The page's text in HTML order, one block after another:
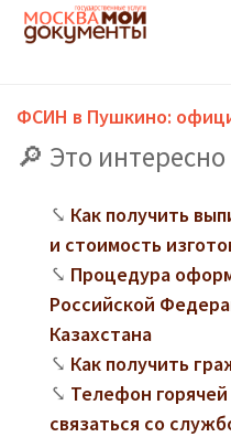
ФСИН в Пушкино:
Это интересно
Как получить
и стоимость
Процедура
Российской
Казахстана
Как получить
Телефон
связаться со